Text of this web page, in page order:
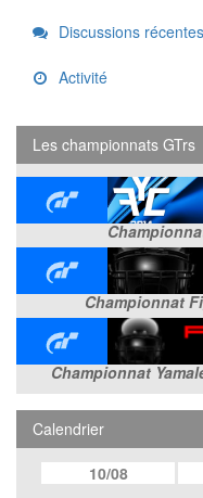
Links
Discussions récentes
Activité
Les championnats GTrs
Championnat
Championnat
Calendrier
10/08